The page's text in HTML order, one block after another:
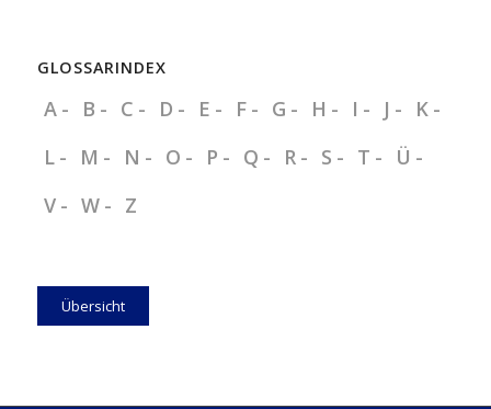
GLOSSARINDEX
A B C D E F G H I J
K
L
M N O P Q R S T
Ü
V
W Z
Übersicht